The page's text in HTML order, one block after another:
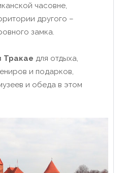
часовне,
другого –
замка.
Тракае для отдыха,
и подарков,
и обеда в этом